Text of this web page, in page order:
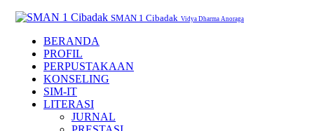
SMAN 1 Cibadak Vidya Dharma Anoraga
BERANDA
PROFIL
PERPUSTAKAAN
KONSELING
SIM-IT
LITERASI
JURNAL